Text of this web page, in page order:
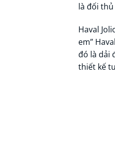
là đối
Haval
em”
đó là dải
thiết kế